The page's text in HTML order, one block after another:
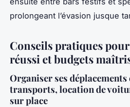
prolongeant l’évasion jusque
Conseils pratiques
réussi et budgets
Organiser ses
transports, location de
sur place